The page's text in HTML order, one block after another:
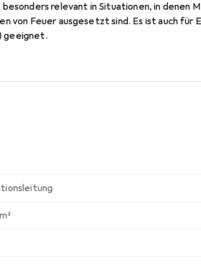
relevant in Situationen, in denen
von Feuer ausgesetzt sind. Es ist auch für
geeignet.